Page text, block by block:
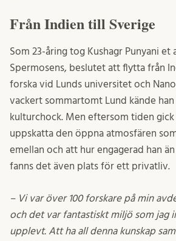
Från Indien till Sverige
Som 23-åring tog Kushagr Punyani et
Spermosens, beslutet att flytta från
forska vid Lunds universitet och
vackert sommartomt Lund kände
kulturchock. Men eftersom tiden gick
uppskatta den öppna atmosfären
emellan och att hur engagerad han
fanns det även plats för ett privatliv.
– Vi var över 100 forskare på min
och det var fantastiskt miljö som jag
upplevt. Att ha all denna kunskap